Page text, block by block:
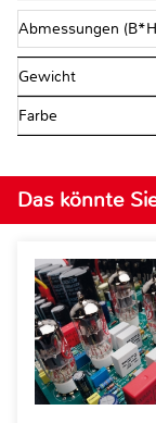
Abmessungen
Gewicht
Farbe
Das könnte